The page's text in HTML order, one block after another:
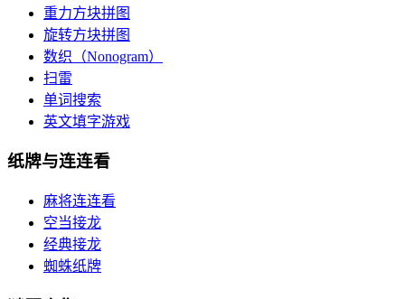
重力方块拼图
旋转方块拼图
数织（Nonogram）
扫雷
单词搜索
英文填字游戏
纸牌与连连看
麻将连连看
空当接龙
经典接龙
蜘蛛纸牌